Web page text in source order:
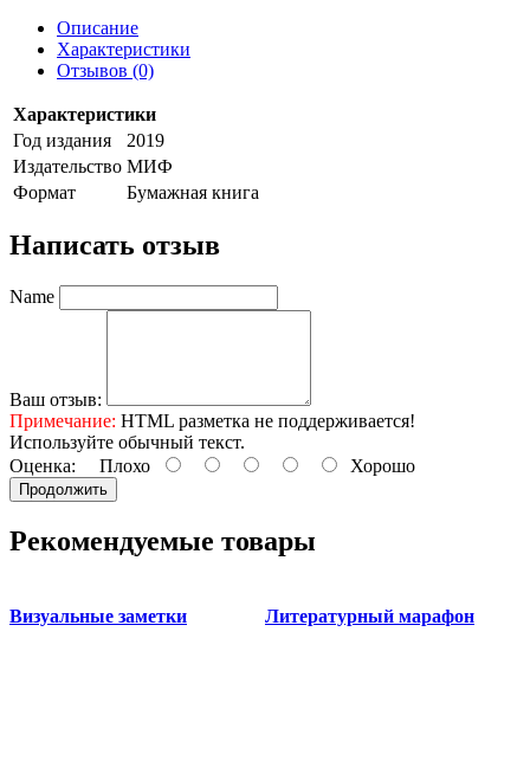
Описание
Характеристики
Отзывов (0)
Характеристики
Год издания
2019
Издательство МИФ
Формат
Бумажная книга
Написать отзыв
Name
Ваш отзыв:
Примечание: HTML разметка не поддерживается!
Используйте обычный текст.
Оценка: Плохо Хорошо
Продолжить
Рекомендуемые товары
Визуальные заметки Литературный марафон